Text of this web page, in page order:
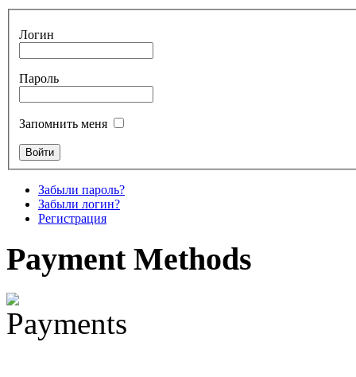
pyrography art
Snake Didgeridoo
designed
€790.00
€711.00
Вы экономите: €79.00
Логин
Пароль
Запомнить меня
Забыли пароль?
Забыли логин?
Регистрация
PaymentMethods